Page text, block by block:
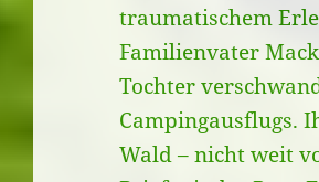
traumatischem
Familienvater
Tochter
Campingausflugs.
Wald – nicht weit